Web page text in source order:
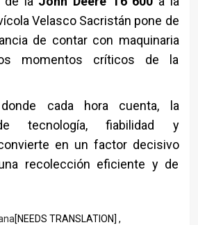
Velasco Sacristán pone de
de contar con maquinaria
momentos críticos de la
cada hora cuenta, la
tecnología, fiabilidad y
en un factor decisivo
recolección eficiente y de
[NEEDS TRANSLATION] ,